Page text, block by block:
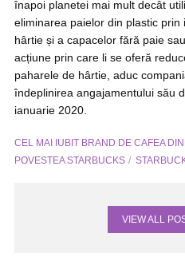
înapoi planetei mai mult decât
eliminarea paielor din plastic
hârtie și a capacelor fără paie
acțiune prin care li se oferă
paharele de hârtie, aduc
îndeplinirea angajamentului său
ianuarie 2020.
CEL MAI IUBIT BRAND DE CAFEA
POVESTEA STARBUCKS
VIEW ALL